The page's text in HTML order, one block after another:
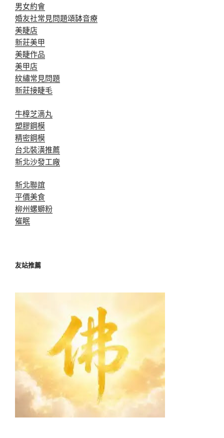
男女約會
婚友社常見問題頌缽音療
美睫店
新莊美甲
美睫作品
美甲店
紋繡常見問題
新莊接睫毛
牛樟芝滴丸
塑膠鋼模
精密鋼模
台北裝潢推薦
新北沙發工廠
新北聯誼
平價美食
柳州螺螄粉
催眠
友站推薦